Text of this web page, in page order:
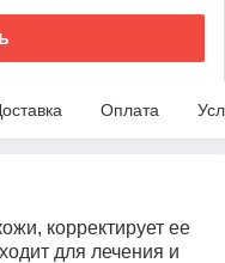
Оплата
корректирует ее
для лечения и